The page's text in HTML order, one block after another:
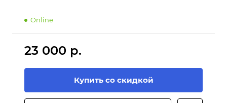
Online
23 000 р.
Купить со скидкой